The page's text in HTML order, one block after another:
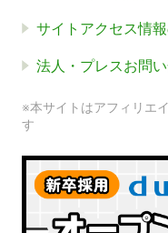
サイトアクセス情
法人・プレスお問
※本サイトはアフィリエ
す